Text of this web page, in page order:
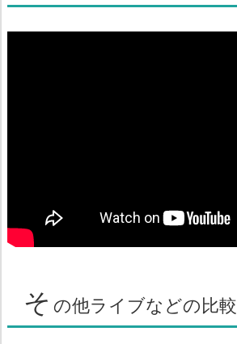
そ の他ライブなどの比較